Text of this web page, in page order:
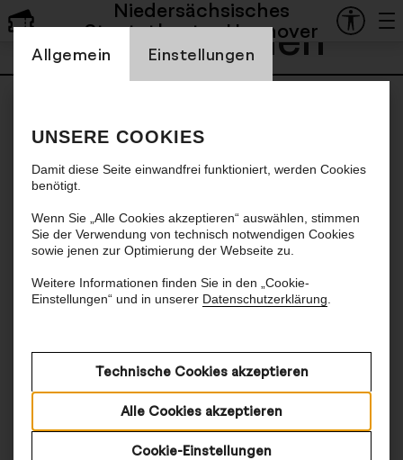
Einstellung Cookienbanner
Allgemein
Einstellungen
UNSERE COOKIES
Damit diese Seite einwandfrei funktioniert, werden Cookies
benötigt.
Wenn Sie „Alle Cookies akzeptieren“ auswählen, stimmen
Sie der Verwendung von technisch notwendigen Cookies
sowie jenen zur Optimierung der Webseite zu.
Weitere Informationen finden Sie in den „Cookie-
Einstellungen“ und in unserer Datenschutzerklärung
Technische Cookies akzeptieren
Alle Cookies akzeptieren
Cookie-Einstellungen
Niedersächsisches
Staatstheater Hannover
Anja Herden